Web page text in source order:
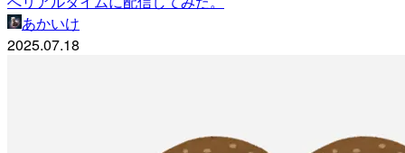
あかいけ
2025.07.18